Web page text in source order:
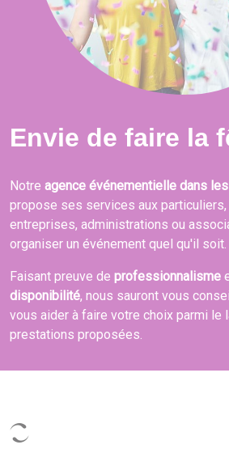
Envie de faire la
Notre agence événementielle dans
propose ses services aux
entreprises, administrations ou
organiser un événement quel qu'il soit.
Faisant preuve de professionnalisme
disponibilité, nous sauront vous
vous aider à faire votre choix parmi le
prestations proposées.